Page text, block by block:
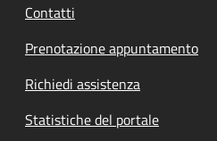
Contatti
Prenotazione appuntamento
Richiedi assistenza
Statistiche del portale